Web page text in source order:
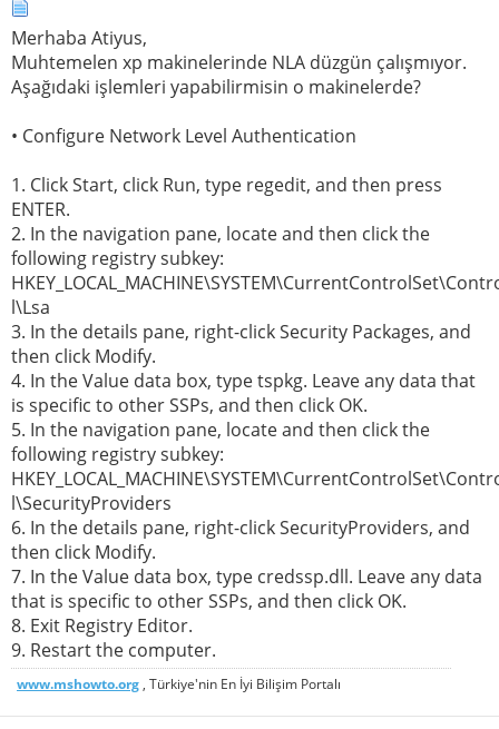
Merhaba Atiyus,
Muhtemelen xp makinelerinde NLA düzgün çalışmıyor.
Aşağıdaki işlemleri yapabilirmisin o makinelerde?
• Configure Network Level Authentication
1. Click Start, click Run, type regedit, and then press
ENTER.
2. In the navigation pane, locate and then click the
following registry subkey:
l\Lsa
3. In the details pane, right-click Security Packages, and
then click Modify.
4. In the Value data box, type tspkg. Leave any data that
is specific to other SSPs, and then click OK.
5. In the navigation pane, locate and then click the
following registry subkey:
l\SecurityProviders
6. In the details pane, right-click SecurityProviders, and
then click Modify.
7. In the Value data box, type credssp.dll. Leave any data
that is specific to other SSPs, and then click OK.
8. Exit Registry Editor.
9. Restart the computer.
www.mshowto.org , Türkiye'nin En İyi Bilişim Portalı